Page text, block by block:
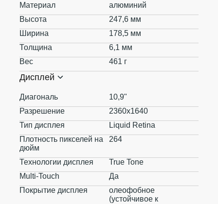
Материал
алюминий
Высота
247,6 мм
Ширина
178,5 мм
Толщина
6,1 мм
Вес
461 г
Дисплей
Диагональ
10,9"
Разрешение
2360x1640
Тип дисплея
Liquid Retina
Плотность пикселей на
дюйм
264
Технологии дисплея
True Tone
Multi-Touch
Да
Покрытие дисплея
олеофобное
(устойчивое к